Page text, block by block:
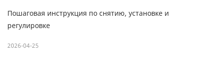
Пошаговая инструкция по снятию, установке и
регулировке
2026-04-25